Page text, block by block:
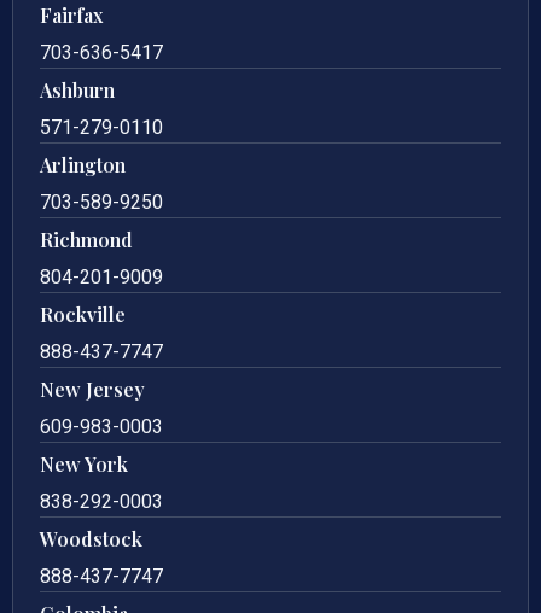
Fairfax
703-636-5417
Ashburn
571-279-0110
Arlington
703-589-9250
Richmond
804-201-9009
Rockville
888-437-7747
New Jersey
609-983-0003
New York
838-292-0003
Woodstock
888-437-7747